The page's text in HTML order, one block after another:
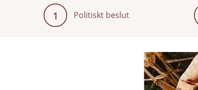
1 Politiskt beslut